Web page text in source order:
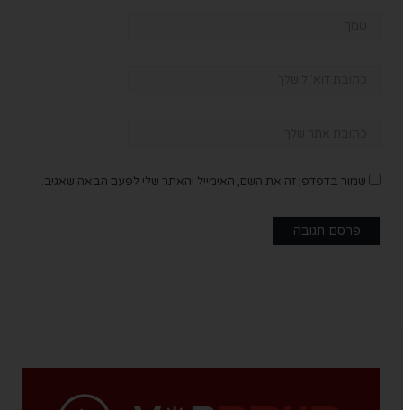
שמור בדפדפן זה את השם, האימייל והאתר שלי לפעם הבאה שאגיב.